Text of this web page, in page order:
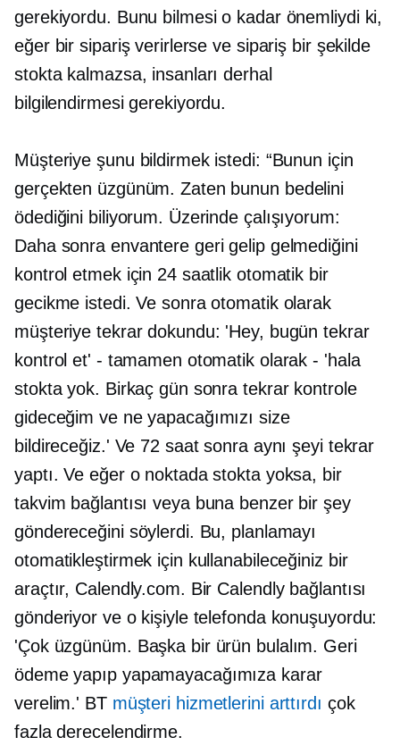
gerekiyordu. Bunu bilmesi o kadar önemliydi ki,
eğer bir sipariş verirlerse ve sipariş bir şekilde
stokta kalmazsa, insanları derhal
bilgilendirmesi gerekiyordu.
Müşteriye şunu bildirmek istedi: “Bunun için
gerçekten üzgünüm. Zaten bunun bedelini
ödediğini biliyorum. Üzerinde çalışıyorum:
Daha sonra envantere geri gelip gelmediğini
kontrol etmek için 24 saatlik otomatik bir
gecikme istedi. Ve sonra otomatik olarak
müşteriye tekrar dokundu: 'Hey, bugün tekrar
kontrol et' - tamamen otomatik olarak - 'hala
stokta yok. Birkaç gün sonra tekrar kontrole
gideceğim ve ne yapacağımızı size
bildireceğiz.' Ve 72 saat sonra aynı şeyi tekrar
yaptı. Ve eğer o noktada stokta yoksa, bir
takvim bağlantısı veya buna benzer bir şey
göndereceğini söylerdi. Bu, planlamayı
otomatikleştirmek için kullanabileceğiniz bir
araçtır, Calendly.com. Bir Calendly bağlantısı
gönderiyor ve o kişiyle telefonda konuşuyordu:
'Çok üzgünüm. Başka bir ürün bulalım. Geri
ödeme yapıp yapamayacağımıza karar
verelim.' BT müşteri hizmetlerini arttırdı çok
fazla derecelendirme.